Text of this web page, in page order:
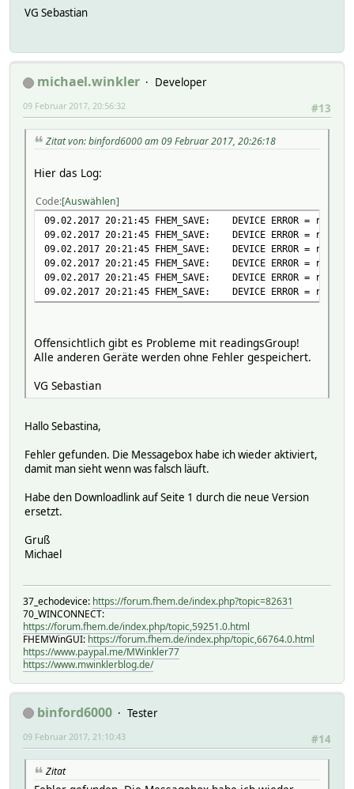
VG Sebastian
michael.winkler
Developer
#13
09 Februar 2017, 20:56:32
Zitat von: binford6000 am 09 Februar 2017, 20:26:18
Hier das Log:
Code Auswählen
09.02.2017 20:21:45 FHEM_SAVE: DEVICE ERROR =
09.02.2017 20:21:45 FHEM_SAVE: DEVICE ERROR =
09.02.2017 20:21:45 FHEM_SAVE: DEVICE ERROR =
09.02.2017 20:21:45 FHEM_SAVE: DEVICE ERROR =
09.02.2017 20:21:45 FHEM_SAVE: DEVICE ERROR =
09.02.2017 20:21:45 FHEM_SAVE: DEVICE ERROR =
Offensichtlich gibt es Probleme mit readingsGroup!
Alle anderen Geräte werden ohne Fehler gespeichert.
VG Sebastian
Hallo Sebastina,
Fehler gefunden. Die Messagebox habe ich wieder aktiviert,
damit man sieht wenn was falsch läuft.
Habe den Downloadlink auf Seite 1 durch die neue Version
ersetzt.
Gruß
Michael
37_echodevice: https://forum.fhem.de/index.php?topic=82631
70_WINCONNECT:
https://forum.fhem.de/index.php/topic,59251.0.html
FHEMWinGUI: https://forum.fhem.de/index.php/topic,66764.0.html
https://www.paypal.me/MWinkler77
https://www.mwinklerblog.de/
binford6000
Tester
#14
09 Februar 2017, 21:10:43
Zitat